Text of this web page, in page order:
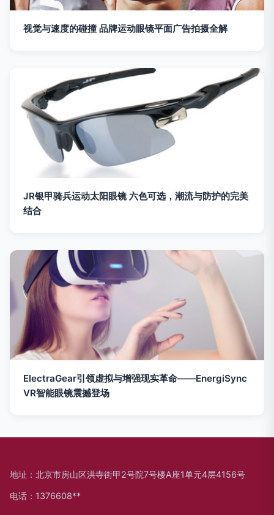
视觉与速度的碰撞 品牌运动眼镜平面广告拍摄全解
JR银甲骑兵运动太阳眼镜 六色可选，潮流与防护的完美
结合
ElectraGear引领虚拟与增强现实革命——EnergiSync
VR智能眼镜震撼登场
地址：北京市房山区洪寺街甲2号院7号楼A座1单元4层4156号
电话：1376608**